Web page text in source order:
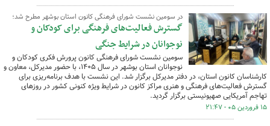
در سومین نشست شورای فرهنگی کانون استان بوشهر مطرح شد؛
گسترش فعالیت‌های فرهنگی برای کودکان و
نوجوانان در شرایط جنگی
سومین نشست شورای فرهنگی کانون پرورش فکری کودکان و
نوجوانان استان بوشهر در سال ۱۴۰۵، با حضور مدیرکل، معاون و
کارشناسان کانون استان، در دفتر مدیرکل برگزار شد. این نشست با هدف برنامه‌ریزی برای
گسترش فعالیت‌های فرهنگی و هنری مراکز کانون در شرایط ویژه کنونی کشور در روزهای
تهاجم آمریکایی صهیونیستی برگزار گردید.
۱۵ فروردین ۰۵ - ۲۱:۴۷